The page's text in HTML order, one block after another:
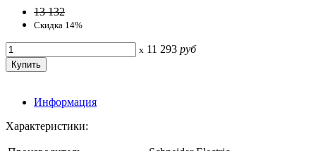
13 132
Скидка 14%
x 11 293 руб
Информация
Характеристики: